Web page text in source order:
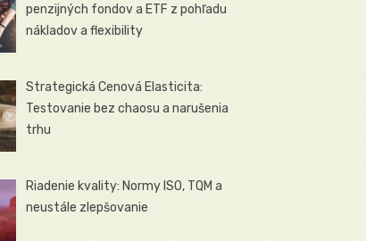
penzijných fondov a ETF z pohľadu
nákladov a flexibility
Strategická Cenová Elasticita:
Testovanie bez chaosu a narušenia
trhu
Riadenie kvality: Normy ISO, TQM a
neustále zlepšovanie